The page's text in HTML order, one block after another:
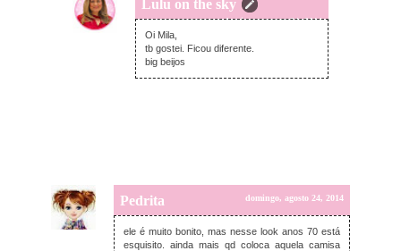
Lulu on the sky
domingo, agosto 24, 2014
Oi Mila,
tb gostei. Ficou diferente.
big beijos
Pedrita domingo, agosto 24, 2014
ele é muito bonito, mas nesse look anos 70 está
esquisito. ainda mais qd coloca aquela camisa